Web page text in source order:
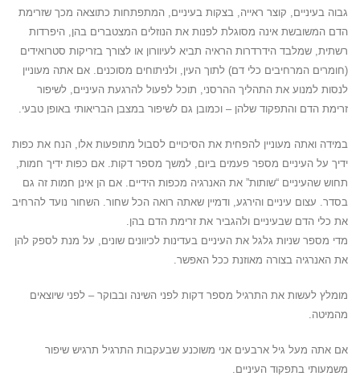
גבוה בעיניים, קוצר ראייה, בצקות בעיניים, המתפתחות כתוצאה מכך שזרימת
הדם המשובשת אינה מסוגלת לפנות את הנוזלים המצטברים בהן, היפרדות
רשתית, שמלבד הידרדרות הראיה תביא לעיוורון או לצורך בזריקות סטרואידים
(חומרים המרחיבים כלי דם) לתוך העין, ולניתוחים מסוכנים. אם אתה מעוניין
לנסות למנוע את התהליך ההרסני, תוכל לפעול להרגעת העיניים, לשיפור
זרימת הדם והתפקוד שלהן – וכמובן גם לשיפור במצבן הבריאותי באופן טבעי.
במידה ואתה מעוניין להפחית את הסיכויים לסבול מתופעות אלו, הנח את כפות
ידיך על העיניים מספר פעמים ביום, למשך מספר דקות. אם כפות ידיך חמות,
תחוש שהעיניים “שותות” את האנרגיה מכפות הידיים. אם הן אינן חמות זה גם
בסדר. עצום עיניים והירגע, ודמיין שאתה רואה הכל שחור. השחור נועד להרחיב
את כלי הדם שבעיניים ולהגביר את זרימת הדם בהן.
מדי מספר שניות גלגל את העיניים בעדינות לכיוונים שונים, על מנת לספק להן
את האנרגיה בצורה מאוזנת ככל האפשר.
מומלץ לעשות את התרגיל מספר דקות לפני השינה ובבוקר – לפני שיוצאים
מהמיטה.
אם אתה מעל גיל ארבעים אני משוכנע שבעקבות התרגיל תרגיש שיפור
משמעותי בתפקוד העיניים.